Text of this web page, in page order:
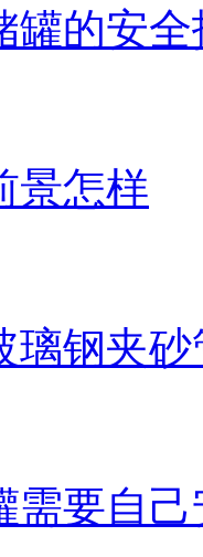
罐的安全
景怎样
璃钢夹
需要自